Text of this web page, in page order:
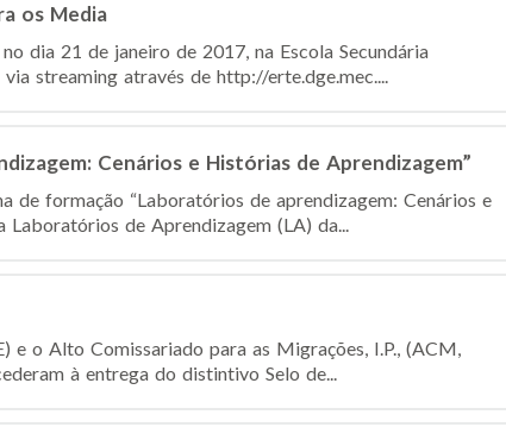
os Media
dia 21 de janeiro de 2017, na Escola Secundária
streaming através de http://erte.dge.mec....
Cenários e Histórias de Aprendizagem”
formação “Laboratórios de aprendizagem: Cenários e
de Aprendizagem (LA) da...
e o Alto Comissariado para as Migrações, I.P., (ACM,
à entrega do distintivo Selo de...